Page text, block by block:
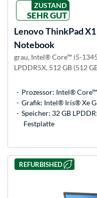
ZUSTAND
SEHR GUT
LenovoThinkPad
Notebook
grau, Intel® Core™ i5-
LPDDR5X, 512 GB (512
Prozessor: Intel®
Grafik: Intel® Iris® Xe
Speicher: 32 GB
Festplatte
REFURBISHED